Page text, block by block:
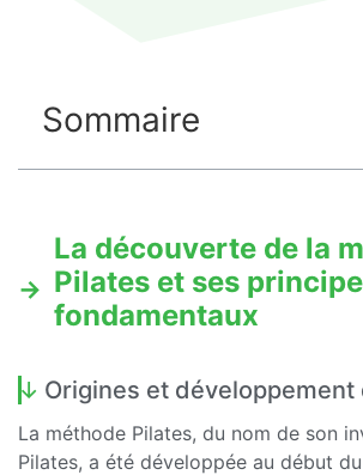
Sommaire
La découverte de la
Pilates et ses
fondamentaux
Origines et développement
La méthode Pilates, du nom de son
Pilates, a été développée au début